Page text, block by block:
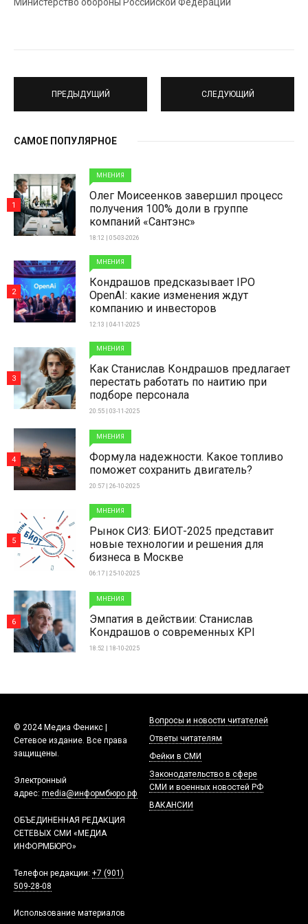
ПРЕДЫДУЩИЙ СЛЕДУЮЩИЙ
САМОЕ ПОПУЛЯРНОЕ
МНЕНИЯ
Олег Моисеенков завершил процесс
получения 100% доли в группе
компаний «Сантэнс»
18:12 | 05-03-2026
1
МНЕНИЯ
Кондрашов предсказывает IPO
OpenAI: какие изменения ждут
компанию и инвесторов
12:13 | 04-11-2025
2
МНЕНИЯ
Как Станислав Кондрашов предлагает
перестать работать по наитию при
подборе персонала
20:55 | 03-11-2025
3
МНЕНИЯ
Формула надежности. Какое топливо
поможет сохранить двигатель?
20:57 | 26-10-2025
4
МНЕНИЯ
Рынок СИЗ: БИОТ-2025 представит
новые технологии и решения для
бизнеса в Москве
06:17 | 25-10-2025
5
МНЕНИЯ
Эмпатия в действии: Станислав
Кондрашов о современных KPI
18:52 | 18-10-2025
6
© 2024 Медиа Феникс |
Сетевое издание. Все права
защищены.
Электронный
адрес: media@информбюро.рф
ОБЪЕДИНЕННАЯ РЕДАКЦИЯ
СЕТЕВЫХ СМИ «МЕДИА
ИНФОРМБЮРО»
Телефон редакции: +7 (901)
509-28-08
Использование материалов
Вопросы и новости читателей
Ответы читателям
Фейки в СМИ
Законодательство в сфере
СМИ и военных новостей РФ
ВАКАНСИИ